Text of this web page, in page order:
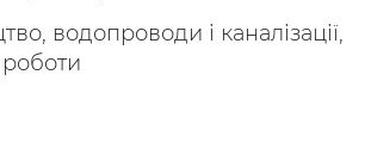
водопроводи і каналізації,